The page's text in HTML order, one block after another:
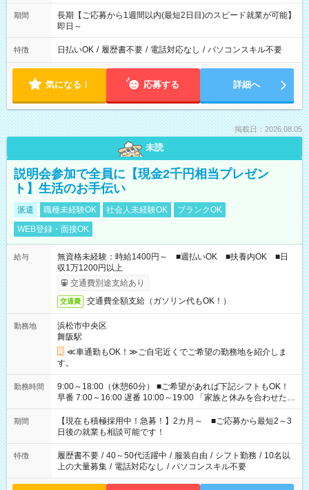
期間
長期【ご応募から1週間以内(最短2日目)のスピード就業が可能】
即日～
特徴 日払いOK / 履歴書不要 / 電話対応なし / パソコンスキル不要
気になる！ 応募する 詳細へ
掲載日：2026.08.05
未読
説明会参加で全員に【現金2千円相当プレゼン
ト】生活のお手伝い
派遣 職種未経験OK 社会人未経験OK
ブランクOK
WEB登録・面接OK
給与
無資格未経験：時給1400円～ ■週払いOK ■扶養内OK ■日
収1万1200円以上
交通費別途支給あり
交通費 交通費全額支給（ガソリン代もOK！）
勤務地
浜松市中央区
舞阪駅
≪車通勤もOK！≫ご自宅近くでご希望の勤務地を紹介しま
す。
勤務時間
9:00～18:00（休憩60分） ■ご希望があれば下記シフトもOK！
早番 7:00～16:00 遅番 10:00～19:00 「家族と休みを合わせた
い」 「余裕を持って夕飯の準備がしたい」 「できれば残業はし
たくない」 など、ご希望を教えてくださいね。 ※Wワーク希望
の方へ 今ご覧のお仕事で希望する勤務時間と、もう1つのお仕事
の勤務時間。 合計で週40時間を超える場合は応募できません。
期間
【現在も積極採用中！急募！】2カ月～ ■ご応募から最短2～3
日後の就業も相談可能です！
特徴 履歴書不要 / 40～50代活躍中 / 服装自由 / シフト勤務 / 10名以
上の大量募集 / 電話対応なし / パソコンスキル不要